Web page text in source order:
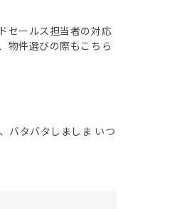
セールス担当者の対応
物件選びの際もこちら
バタバタしましま いつ